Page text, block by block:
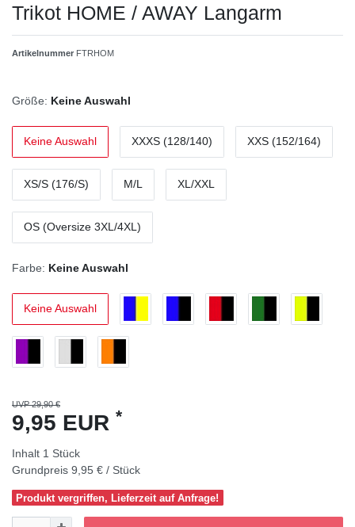
Trikot HOME / AWAY Langarm
Artikelnummer FTRHOM
Größe: Keine Auswahl
Keine Auswahl XXXS (128/140) XXS (152/164)
XS/S (176/S) M/L XL/XXL
OS (Oversize 3XL/4XL)
Farbe: Keine Auswahl
Keine Auswahl
UVP 29,90 €
9,95 EUR *
Inhalt 1 Stück
Grundpreis 9,95 € / Stück
Produkt vergriffen, Lieferzeit auf Anfrage!